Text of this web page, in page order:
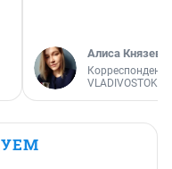
Алиса Князева
Корреспондент